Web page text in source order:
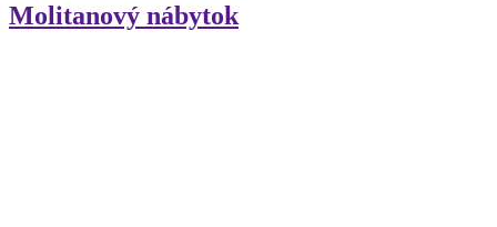
Molitanový nábytok